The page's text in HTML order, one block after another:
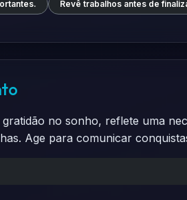
Revê trabalhos antes de
no sonho, reflete uma
Age para comunicar